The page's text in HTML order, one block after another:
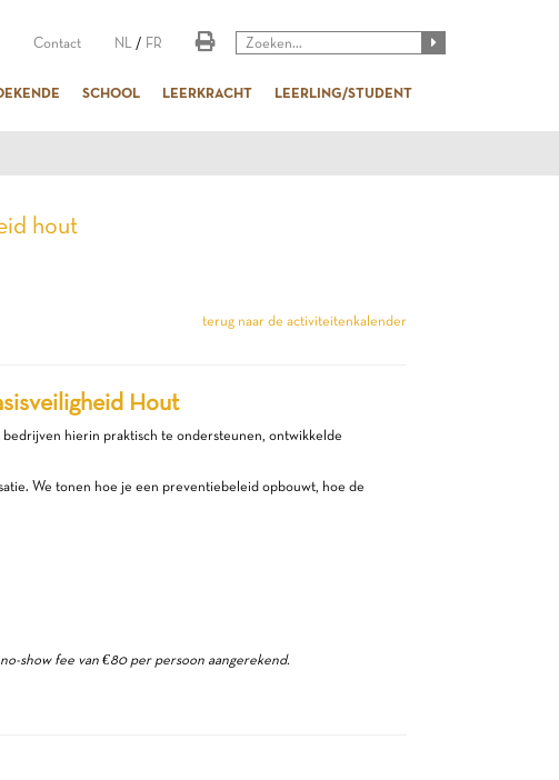
Contact NL / FR
SCHOOL LEERKRACHT LEERLING/STUDENT
hout
terug naar de activiteitenkalender
Hout
hierin praktisch te ondersteunen, ontwikkelde
We tonen hoe je een preventiebeleid opbouwt, hoe de
show fee van €80 per persoon aangerekend.